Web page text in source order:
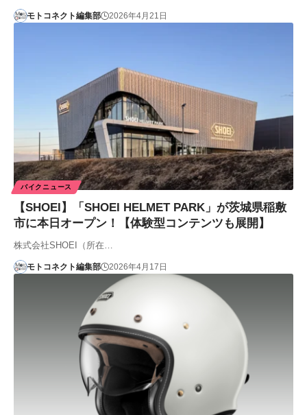
モトコネクト編集部 2026年4月21日
バイクニュース
【SHOEI】「SHOEI HELMET PARK」が茨城県稲敷
市に本日オープン！【体験型コンテンツも展開】
株式会社SHOEI（所在…
モトコネクト編集部 2026年4月17日